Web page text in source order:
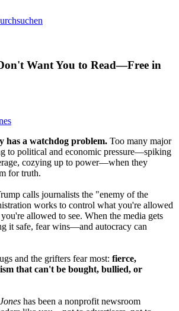
Want You to Read—Free in
has a watchdog problem. Too many major
to political and economic pressure—spiking
cozying up to power—when they
for truth.
calls journalists the "enemy of the
works to control what you're allowed
allowed to see. When the media gets
it safe, fear wins—and autocracy can
and the grifters fear most: fierce,
that can't be bought, bullied, or
has been a nonprofit newsroom